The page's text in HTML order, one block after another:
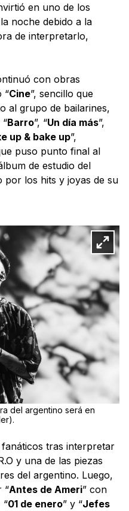
en uno de los
noche debido a la
de interpretarlo,
con obras
“Cine”, sencillo que
al grupo de bailarines,
“Barro”, “Un día más”,
up & bake up”,
puso punto final al
de estudio del
por los hits y joyas de su
del argentino será en
tras interpretar
y una de las piezas
del argentino. Luego,
“Antes de Ameri” con
“01 de enero” y “Jefes